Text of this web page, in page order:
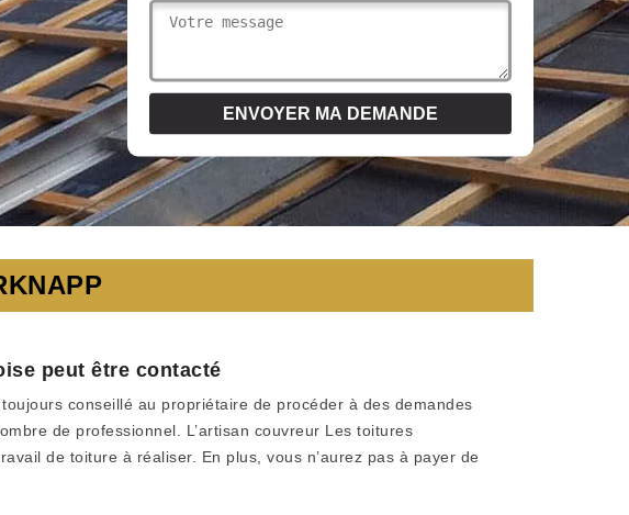
peut être contacté
conseillé au propriétaire de procéder à des demandes
de professionnel. L’artisan couvreur Les toitures
de toiture à réaliser. En plus, vous n’aurez pas à payer de